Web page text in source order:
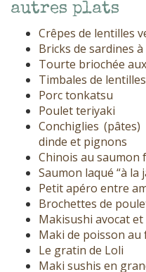
autres plats
Crêpes de lentilles
Bricks de sardines
Tourte briochée
Timbales de
Porc tonkatsu
Poulet teriyaki
Conchiglies
dinde et pignons
Chinois au saumon
Saumon laqué “à la
Petit apéro entre
Brochettes de
Makisushi avocat
Maki de poisson au
Le gratin de Loli
Maki sushis en